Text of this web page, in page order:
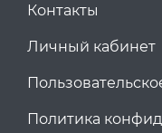
Контакты
Личный кабинет
Политика